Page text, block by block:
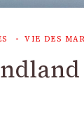
VIE DES